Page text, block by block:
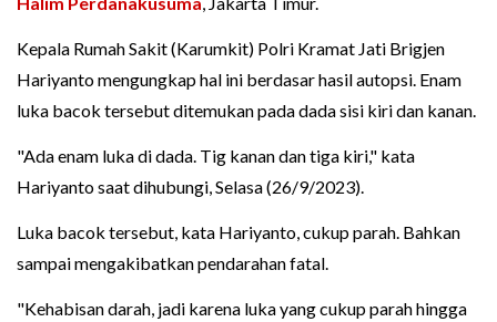
Kepala Rumah Sakit (Karumkit) Polri Kramat Jati Brigjen
Hariyanto mengungkap hal ini berdasar hasil autopsi. Enam
luka bacok tersebut ditemukan pada dada sisi kiri dan kanan.
"Ada enam luka di dada. Tig kanan dan tiga kiri," kata
Hariyanto saat dihubungi, Selasa (26/9/2023).
Luka bacok tersebut, kata Hariyanto, cukup parah. Bahkan
sampai mengakibatkan pendarahan fatal.
"Kehabisan darah, jadi karena luka yang cukup parah hingga